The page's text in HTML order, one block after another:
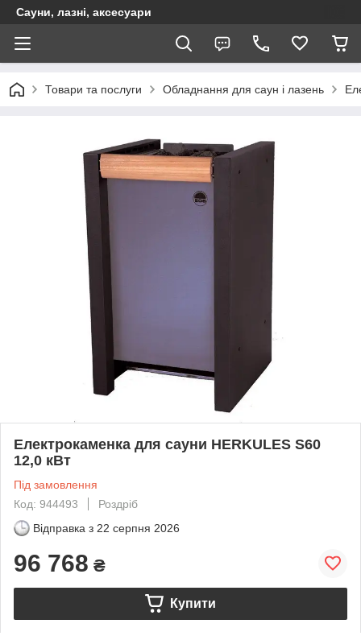
Сауни, лазні, аксесуари
Товари та послуги Обладнання для саун і лазень
Електрокаменка для сауни HERKULES S60
12,0 кВт
Під замовлення
Код: 944493
Роздріб
Відправка з 22 серпня 2026
96 768 ₴
Купити